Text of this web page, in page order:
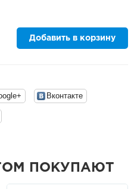
Добавить в корзину
Вконтакте
ПОКУПАЮТ